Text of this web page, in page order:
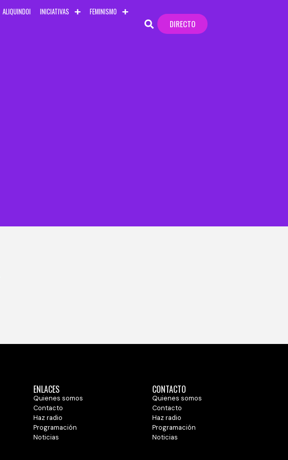
ALIQUINDOI INICIATIVAS FEMINISMO
DIRECTO
ENLACES
Quienes somos
Contacto
Haz radio
Programación
Noticias
CONTACTO
Quienes somos
Contacto
Haz radio
Programación
Noticias